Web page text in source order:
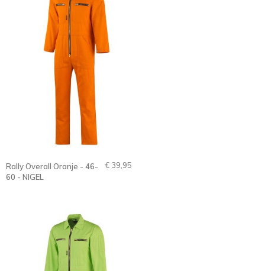
Rally Overall Oranje - 46-
60 - NIGEL
€ 39,95